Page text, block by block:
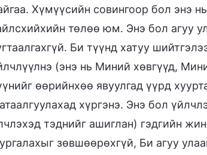
Хүмүүсийн совингоор бол энэ
төлөө юм. Энэ бол агуу
Би түүнд хатуу
(энэ нь Миний хөвгүүд,
өөрийнхөө явуулгад үүрд
хүргэнэ. Энэ бол
тэднийг ашиглан) гэдгийн
зөвшөөрөхгүй, Би агуу